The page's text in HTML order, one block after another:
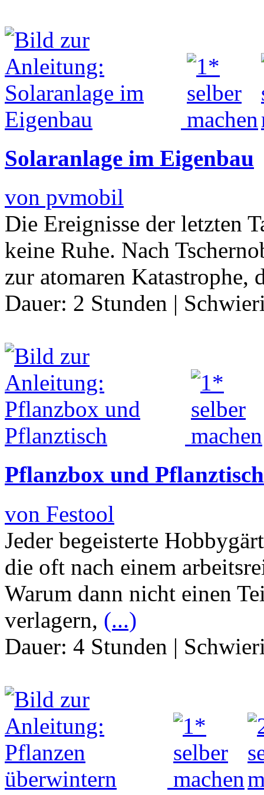
Solaranlage im Eigenbau
von pvmobil
Die Ereignisse der letzten
keine Ruhe. Nach
zur atomaren Katastrophe,
Dauer: 2 Stunden |
Pflanzbox und Pflanztisch
von Festool
Jeder begeisterte
die oft nach einem
Warum dann nicht einen
verlagern, (...)
Dauer: 4 Stunden |